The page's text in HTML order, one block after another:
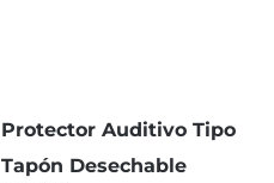
Protector Auditivo Tipo
Tapón Desechable